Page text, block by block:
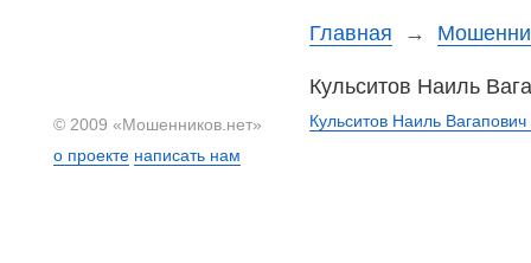
Главная →
Кульситов Наиль
Кульситов Наиль
© 2009 «Мошенников.нет»
о проекте написать нам